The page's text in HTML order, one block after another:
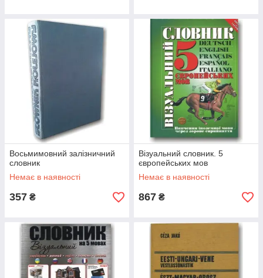
Восьмимовний залізничний
словник
Немає в наявності
357 ₴
Візуальний словник. 5
європейських мов
Немає в наявності
867 ₴